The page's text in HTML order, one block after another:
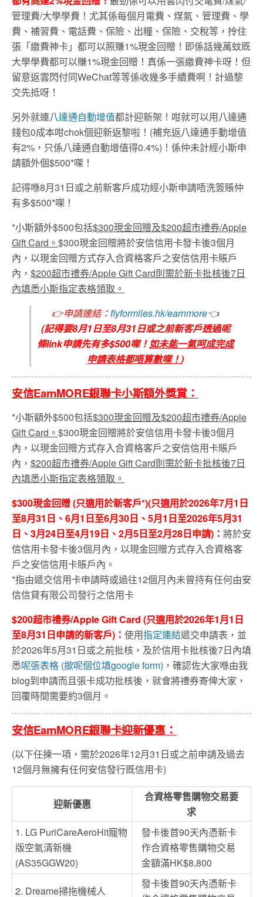
管理費/大學學費！尤其係每個月電費、煤氣、管理費、學
費、補習費、電話費、保險、出糧、保險、交稅等，拎住
張「繳費神卡」都可以照賺1%現金回贈！即係話幾萬蚊既
大學學費都可以賺1%現金回贈！真係一張繳費神卡呀！但
留意返雲閃付同WeChat等等係收幾多手續費啊！計過黎
交先抵呀！
另外就連八達通自動增值都計迎新架！咁就可以用八達通
錢包0成本咁chok個迎新返黎啦！(補充返八達通手動增值
有2%，只係八達通自動增值得0.4%)！係仲未計經小斯申
請額外個$500*㗎！
記得喺8月31日或之前新客戶成功經小斯申請唔洗簽賬仲
有多$500*㗎！
*小斯額外$500包括$300現金回贈及$200超市禮券/Apple
Gift Card。 $300現金回贈將於安信信用卡發卡後3個月
內，以現金回贈方式存入合資格客戶之安信信用卡賬戶
內， $200超市禮券/Apple Gift Card則需於新卡批核後7日
內填悉小斯指定表格領取。
👉申請連結： flyformiles.hk/earnmore👈
(記得要8月1日至8月31日或之前新客戶透過呢
條link申請先有多$500㗎！ 如未能一氣呵成完成
申請表格都唔算數㗎！)
安信EarnMORE銀聯卡小斯額外獎賞：
*小斯額外$500包括$300現金回贈及$200超市禮券/Apple
Gift Card。 $300現金回贈將於安信信用卡發卡後3個月
內，以現金回贈方式存入合資格客戶之安信信用卡賬戶
內， $200超市禮券/Apple Gift Card則需於新卡批核後7日
內填悉小斯指定表格領取。
$300現金回贈 (只適用於新客戶*)(只適用於2026年7月1日
至8月31日、6月1日至6月30日、5月1日至2026年5月31
日、3月24日至4月19日、2月5日至2月28日申請)： 將於安
信信用卡發卡後3個月內，以現金回贈方式存入合資格客
戶之安信信用卡賬戶內。
*指由遞交信用卡申請時或過往12個月內未曾持有任何由安
信信貸有限公司發行之信用卡
$200超市禮券/Apple Gift Card (只適用於2026年1月1日
至8月31日申請的新客戶)： 使用指定連結遞交申請表，並
於2026年5月31日或之前批核，及於信用卡批核後7日內填
悉呢張表格 (撳呢個位填google form) ，確認佐大家喺由我
blog到申請而且張卡成功批核後，就會將禮券寄俾大家，
回覆時間需要約3個月。
安信EarnMORE銀聯卡迎新優惠：
(以下任揀一項，需於2026年12月31日或之前申請及過去
12個月無擁有任何安信發行既信用卡)
迎新優惠
合資格零售購物交易要
求
1. LG PuriCareAeroHit寵物
版空氣清新機
(AS35GGW20)
發卡後首90天內憑新卡
作合資格零售購物交易
金額滿HK$8,800
2. Dreame掃拖機械人
發卡後首90天內憑新卡